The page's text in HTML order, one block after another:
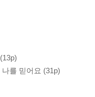
를 믿어요 (31p)